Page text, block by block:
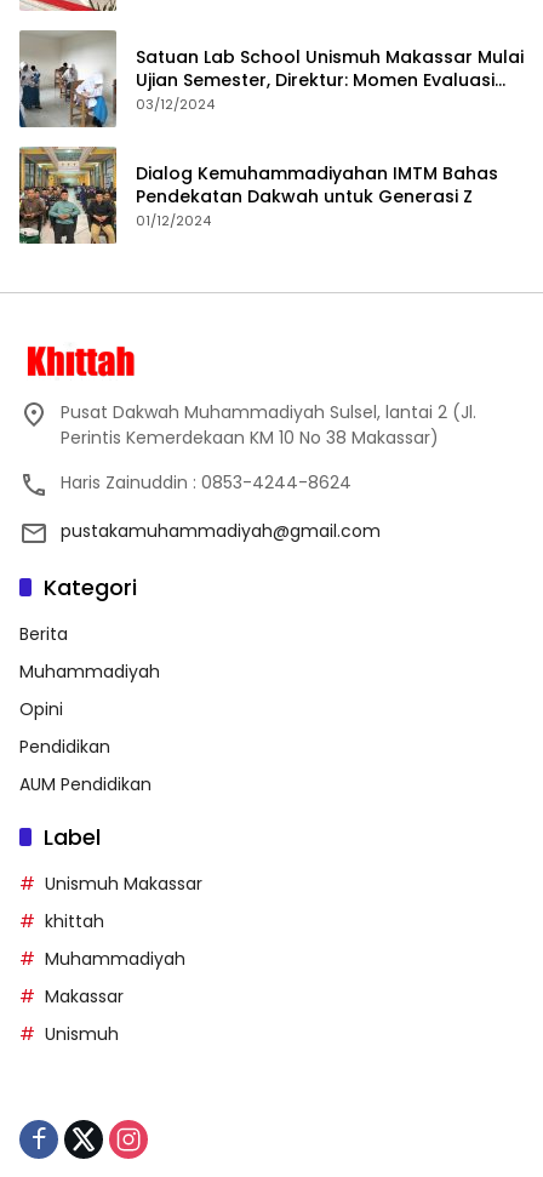
Satuan Lab School Unismuh Makassar Mulai
Ujian Semester, Direktur: Momen Evaluasi
Proses Pembelajaran
03/12/2024
Dialog Kemuhammadiyahan IMTM Bahas
Pendekatan Dakwah untuk Generasi Z
01/12/2024
Pusat Dakwah Muhammadiyah Sulsel, lantai 2 (Jl.
Perintis Kemerdekaan KM 10 No 38 Makassar)
Haris Zainuddin : 0853-4244-8624
pustakamuhammadiyah@gmail.com
Kategori
Berita
Muhammadiyah
Opini
Pendidikan
AUM Pendidikan
Label
Unismuh Makassar
khittah
Muhammadiyah
Makassar
Unismuh